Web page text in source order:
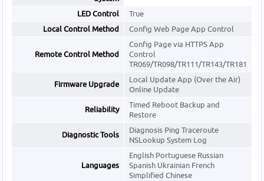
LED Control
True
Local Control Method
Config Web Page App Control
Remote Control Method
Config Page via HTTPS App
Control
TR069/TR098/TR111/TR143/TR181
Firmware Upgrade
Local Update App (Over the Air)
Online Update
Reliability
Timed Reboot Backup and
Restore
Diagnostic Tools
Diagnosis Ping Traceroute
NSLookup System Log
Languages
English Portuguese Russian
Spanish Ukrainian French
Simplified Chinese